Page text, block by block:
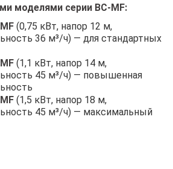
моделями серии BC-MF:
(0,75 кВт, напор 12 м,
36 м³/ч) — для стандартных
(1,1 кВт, напор 14 м,
45 м³/ч) — повышенная
(1,5 кВт, напор 18 м,
45 м³/ч) — максимальный